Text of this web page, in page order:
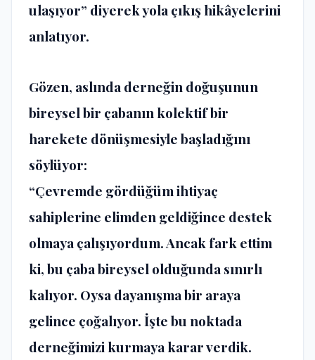
ulaşıyor” diyerek yola çıkış hikâyelerini
anlatıyor.
Gözen, aslında derneğin doğuşunun
bireysel bir çabanın kolektif bir
harekete dönüşmesiyle başladığını
söylüyor:
“Çevremde gördüğüm ihtiyaç
sahiplerine elimden geldiğince destek
olmaya çalışıyordum. Ancak fark ettim
ki, bu çaba bireysel olduğunda sınırlı
kalıyor. Oysa dayanışma bir araya
gelince çoğalıyor. İşte bu noktada
derneğimizi kurmaya karar verdik.